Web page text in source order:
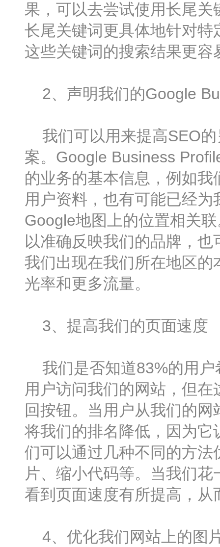
果，可以去尝试使用长尾
长尾关键词更具体地针对
这些关键词的搜索结果更
2、声明我们的Google
我们可以用来提高SEO的
案。Google Business
的业务的基本信息，例如
用户资料，也有可能已经
Google地图上的位置相关
以准确反映我们的品牌，
我们出现在我们所在地区
光率和更多流量。
3、提高我们的页面速度
我们是否知道83%的用户
用户访问我们的网站，但
回按钮。当用户从我们的
将我们的排名降低，因为
们可以通过几种不同的方
片、缩小代码等。当我们
看到页面速度有所提高，
4、优化我们网站上的图